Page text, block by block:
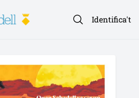
Identifica't